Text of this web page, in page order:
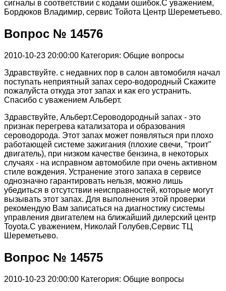
сигналы в соответствии с кодами ошибок.С уважением,
Бордюков Владимир, сервис Тойота Центр Шереметьево.
Вопрос № 14576
2010-10-23 20:00:00 Категория: Общие вопросы
Здравствуйте. с недавних пор в салон автомобиля начал
поступать неприятный запах серо-водородный Скажите
пожалуйста откуда этот запах и как его устранить.
Спасибо с уважением Альберт.
Здравствуйте, Альберт.Сероводородный запах - это
признак перегрева катализатора и образования
сероводорода. Этот запах может появляться при плохо
работающей системе зажигания (плохие свечи, "троит"
двигатель), при низком качестве бензина, в некоторых
случаях - на исправном автомобиле при очень активном
стиле вождения. Устранение этого запаха в сервисе
однозначно гарантировать нельзя, можно лишь
убедиться в отсутствии неисправностей, которые могут
вызывать этот запах. Для выполнения этой проверки
рекомендую Вам записаться на диагностику системы
управления двигателем на ближайший дилерский центр
Toyota.С уважением, Николай Голубев,Сервис ТЦ
Шереметьево.
Вопрос № 14575
2010-10-23 20:00:00 Категория: Общие вопросы